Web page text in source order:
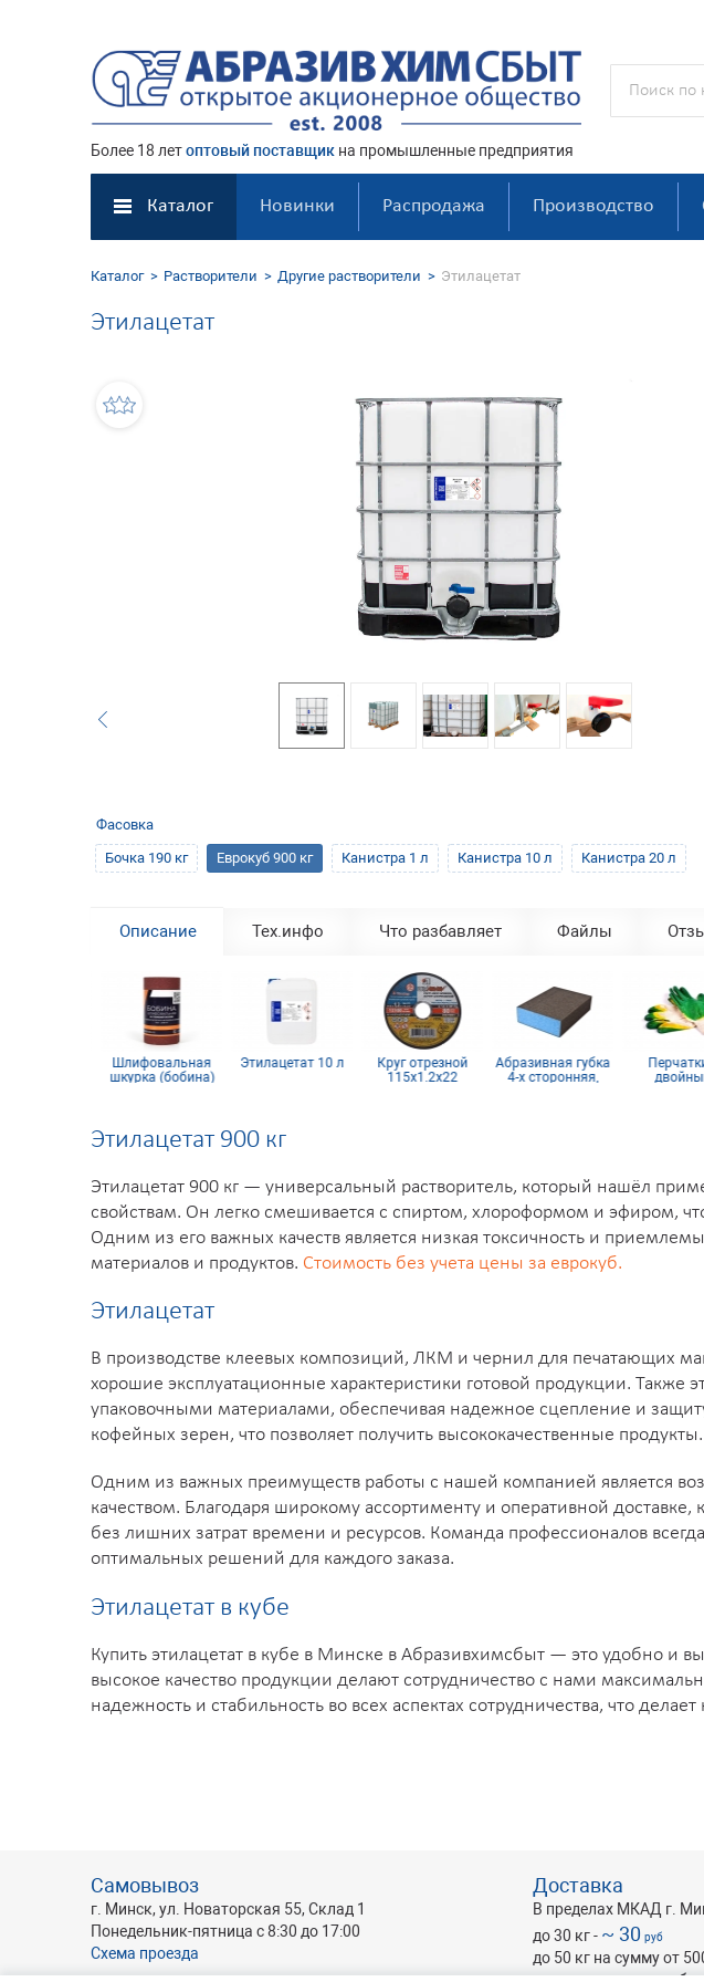
Более 18 летоптовый поставщик на промышленные предприятия
Каталог Новинки Распродажа Производство
Каталог Растворители Другие растворители Этилацетат
Этилацетат
Фасовка
Бочка 190 кг
Еврокуб 900 кг Канистра 1 л Канистра 10 л Канистра 20 л
Описание Тех.инфо Что разбавляет Файлы
Шлифовальная
шкурка (бобина)
Этилацетат 10 л
Круг отрезной
115х1.2х22
Абразивная губка
4-х сторонняя,
Перчатки
двойным
Этилацетат 900 кг
Этилацетат 900 кг — универсальный растворитель, который нашёл
свойствам. Он легко смешивается с спиртом, хлороформом и эфиром,
Одним из его важных качеств является низкая токсичность и
материалов и продуктов. Стоимость без учета цены за еврокуб.
Этилацетат
В производстве клеевых композиций, ЛКМ и чернил для печатающих
хорошие эксплуатационные характеристики готовой продукции. Также
упаковочными материалами, обеспечивая надежное сцепление и
кофейных зерен, что позволяет получить высококачественные продукты.
Одним из важных преимуществ работы с нашей компанией является
качеством. Благодаря широкому ассортименту и оперативной
без лишних затрат времени и ресурсов. Команда профессионалов
оптимальных решений для каждого заказа.
Этилацетат в кубе
Купить этилацетат в кубе в Минске в Абразивхимсбыт — это удобно и
высокое качество продукции делают сотрудничество с нами
надежность и стабильность во всех аспектах сотрудничества, что
Самовывоз
г. Минск, ул. Новаторская 55, Склад 1
Понедельник-пятница с 8:30 до 17:00
Схема проезда
Доставка
В пределах МКАД г.
до 30 кг - ~ 30 руб
до 50 кг на сумму от